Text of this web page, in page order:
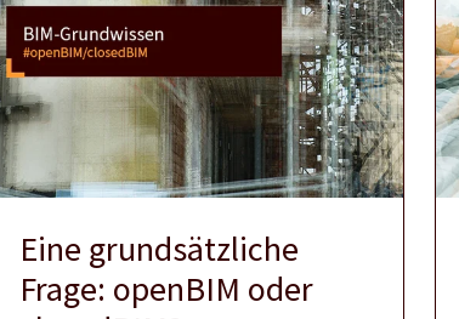
Eine grundsätzliche
Frage: openBIM oder